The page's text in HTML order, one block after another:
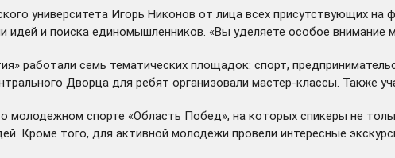
университета Игорь Никонов от лица всех присутствующих
идей и поиска единомышленников. «Вы уделяете особое
работали семь тематических площадок: спорт,
Дворца для ребят организовали мастер-классы. Также
молодежном спорте «Область Побед», на которых спикеры не
Кроме того, для активной молодежи провели интересные